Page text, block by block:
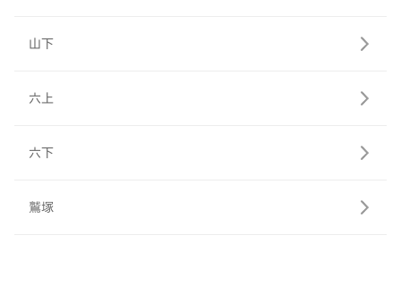
山下
六上
六下
鷲塚